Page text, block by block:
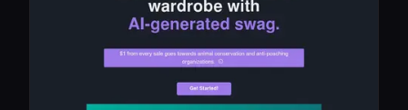
Todas las categorías